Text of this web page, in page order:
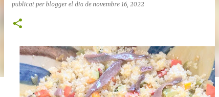
publicat per blogger el dia de novembre 16, 2022